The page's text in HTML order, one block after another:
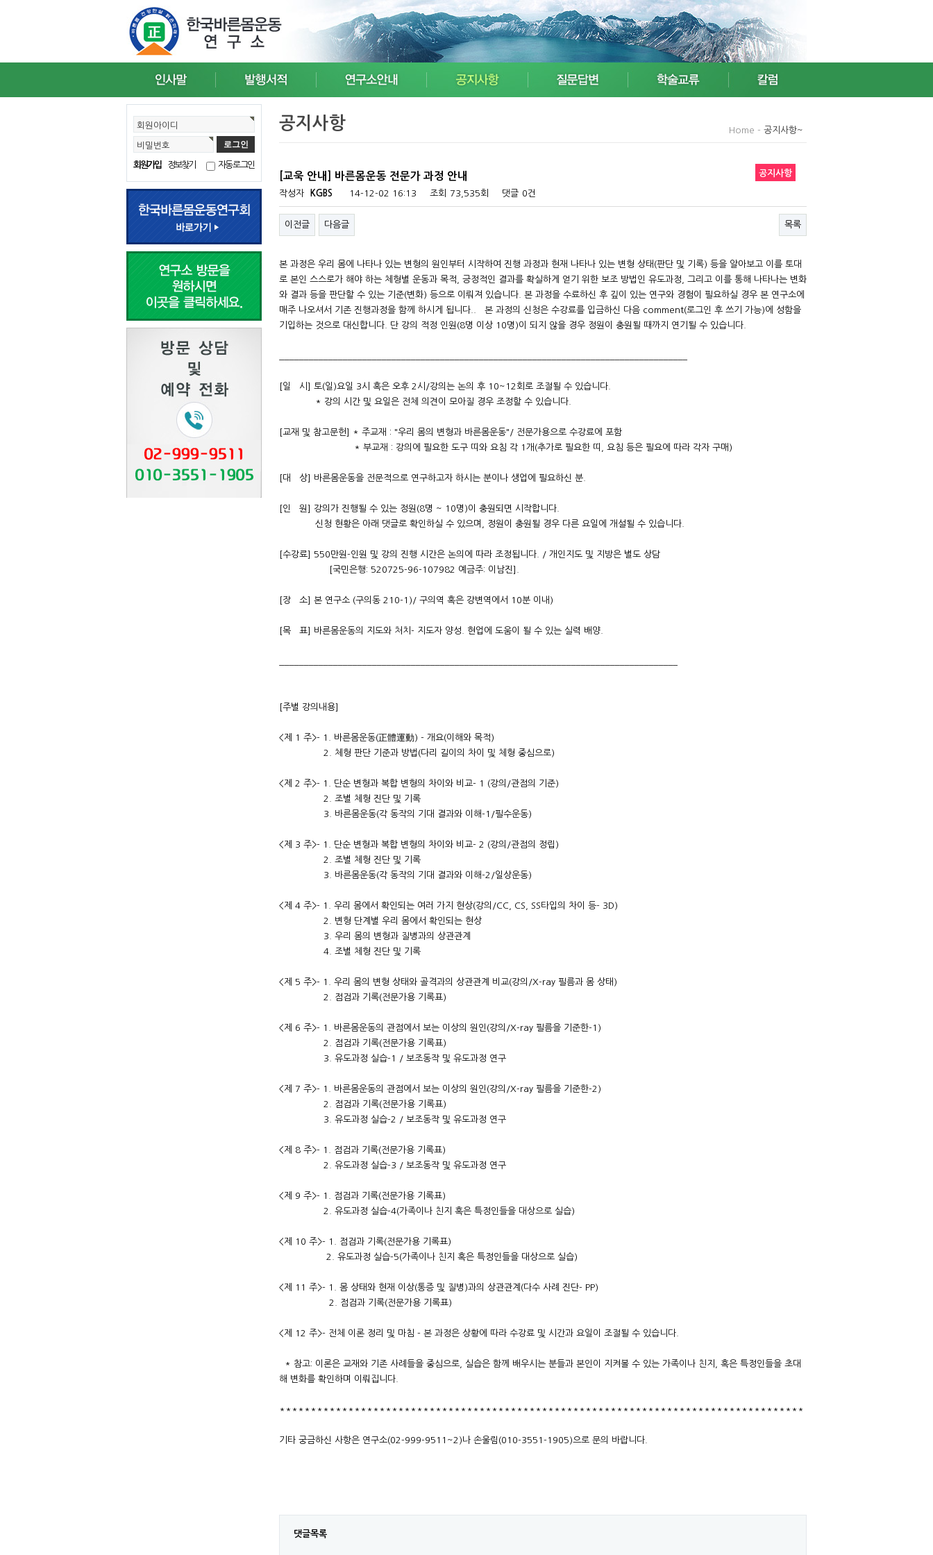
회원아이디
비밀번호
회원가입 정보찾기 자동로그인
공지사항 Home - 공지사항~
공지사항
[교욱 안내] 바른몸운동 전문가 과정 안내
작성자 KGBS 14-12-02 16:13 조회 73,535회 댓글 0건
이전글 다음글 목록
본 과정은 우리 몸에 나타나 있는 변형의 원인부터 시작하여 진행 과정과 현재 나타나 있는 변형 상태(판단 및 기록) 등을 알아보고 이를 토대
로 본인 스스로가 해야 하는 체형별 운동과 목적, 긍정적인 결과를 확실하게 얻기 위한 보조 방법인 유도과정, 그리고 이를 통해 나타나는 변화
와 결과 등을 판단할 수 있는 기준(변화) 등으로 이뤄져 있습니다. 본 과정을 수료하신 후 깊이 있는 연구와 경험이 필요하실 경우 본 연구소에
매주 나오셔서 기존 진행과정을 함께 하시게 됩니다.. 본 과정의 신청은 수강료를 입금하신 다음 comment(로그인 후 쓰기 가능)에 성함을
기입하는 것으로 대신합니다. 단 강의 적정 인원(8명 이상 10명)이 되지 않을 경우 정원이 충원될 때까지 연기될 수 있습니다.
[일 시] 토(일)요일 3시 혹은 오후 2시/강의는 논의 후 10~12회로 조절될 수 있습니다.
* 강의 시간 및 요일은 전체 의견이 모아질 경우 조정할 수 있습니다.
[교재 및 참고문헌] * 주교재 : "우리 몸의 변형과 바른몸운동"/ 전문가용으로 수강료에 포함
* 부교재 : 강의에 필요한 도구 띠와 요침 각 1개(추가로 필요한 띠, 요침 등은 필요에 따라 각자 구매)
[대 상] 바른몸운동을 전문적으로 연구하고자 하시는 분이나 생업에 필요하신 분.
[인 원] 강의가 진행될 수 있는 정원(8명 ~ 10명)이 충원되면 시작합니다.
신청 현황은 아래 댓글로 확인하실 수 있으며, 정원이 충원될 경우 다른 요일에 개설될 수 있습니다.
[수강료] 550만원-인원 및 강의 진행 시간은 논의에 따라 조정됩니다. / 개인지도 및 지방은 별도 상담
[국민은행: 520725-96-107982 예금주: 이남진].
[장 소] 본 연구소 (구의동 210-1)/ 구의역 혹은 강변역에서 10분 이내)
[목 표] 바른몸운동의 지도와 처치- 지도자 양성. 현업에 도움이 될 수 있는 실력 배양.
[주별 강의내용]
<제 1 주>- 1. 바른몸운동(正體運動) - 개요(이해와 목적)
2. 체형 판단 기준과 방법(다리 길이의 차이 및 체형 중심으로)
<제 2 주>- 1. 단순 변형과 복합 변형의 차이와 비교- 1 (강의/관점의 기준)
2. 조별 체형 진단 및 기록
3. 바른몸운동(각 동작의 기대 결과와 이해-1/필수운동)
<제 3 주>- 1. 단순 변형과 복합 변형의 차이와 비교- 2 (강의/관점의 정립)
2. 조별 체형 진단 및 기록
3. 바른몸운동(각 동작의 기대 결과와 이해-2/일상운동)
<제 4 주>- 1. 우리 몸에서 확인되는 여러 가지 현상(강의/CC, CS, SS타입의 차이 등- 3D)
2. 변형 단계별 우리 몸에서 확인되는 현상
3. 우리 몸의 변형과 질병과의 상관관계
4. 조별 체형 진단 및 기록
<제 5 주>- 1. 우리 몸의 변형 상태와 골격과의 상관관계 비교(강의/X-ray 필름과 몸 상태)
2. 점검과 기록(전문가용 기록표)
<제 6 주>- 1. 바른몸운동의 관점에서 보는 이상의 원인(강의/X-ray 필름을 기준한-1)
2. 점검과 기록(전문가용 기록표)
3. 유도과정 실습-1 / 보조동작 및 유도과정 연구
<제 7 주>- 1. 바른몸운동의 관점에서 보는 이상의 원인(강의/X-ray 필름을 기준한-2)
2. 점검과 기록(전문가용 기록표)
3. 유도과정 실습-2 / 보조동작 및 유도과정 연구
<제 8 주>- 1. 점검과 기록(전문가용 기록표)
2. 유도과정 실습-3 / 보조동작 및 유도과정 연구
<제 9 주>- 1. 점검과 기록(전문가용 기록표)
2. 유도과정 실습-4(가족이나 친지 혹은 특정인들을 대상으로 실습)
<제 10 주>- 1. 점검과 기록(전문가용 기록표)
2. 유도과정 실습-5(가족이나 친지 혹은 특정인들을 대상으로 실습)
<제 11 주>- 1. 몸 상태와 현재 이상(통증 및 질병)과의 상관관계(다수 사례 진단- PP)
2. 점검과 기록(전문가용 기록표)
<제 12 주>- 전체 이론 정리 및 마침 - 본 과정은 상황에 따라 수강료 및 시간과 요일이 조절될 수 있습니다.
* 참고: 이론은 교재와 기존 사례들을 중심으로, 실습은 함께 배우시는 분들과 본인이 지켜볼 수 있는 가족이나 친지, 혹은 특정인들을 초대
해 변화를 확인하며 이뤄집니다.
************************************************************************************
기타 궁금하신 사항은 연구소(02-999-9511~2)나 손울림(010-3551-1905)으로 문의 바랍니다.
댓글목록